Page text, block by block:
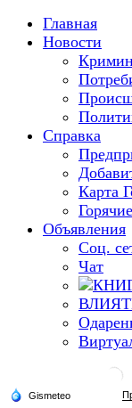
Главная
Новости
Справка
Карта
Объявления
Соц.
Чат